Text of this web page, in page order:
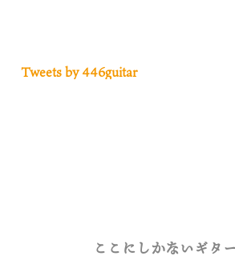
Tweets by 446guitar
ここにしかないギタ